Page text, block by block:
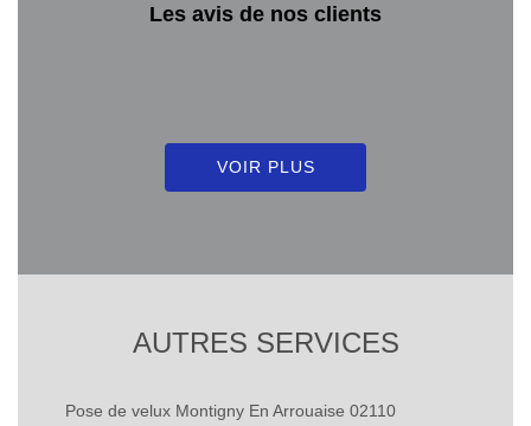
Les avis de nos clients
VOIR PLUS
AUTRES SERVICES
Pose de velux Montigny En Arrouaise 02110